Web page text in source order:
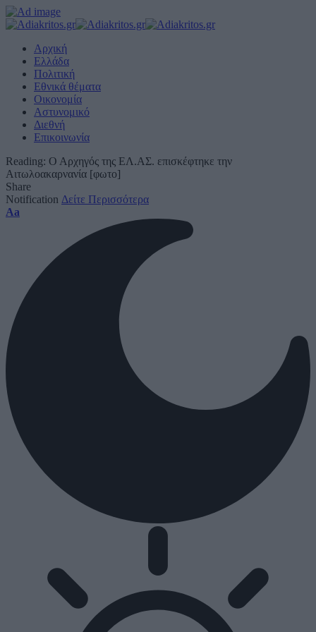
Αρχική
Ελλάδα
Πολιτική
Εθνικά θέματα
Οικονομία
Αστυνομικό
Διεθνή
Επικοινωνία
Reading: Ο Αρχηγός της ΕΛ.ΑΣ. επισκέφτηκε την
Αιτωλοακαρνανία [φωτο]
Share
Notification Δείτε Περισσότερα
Font
Aa